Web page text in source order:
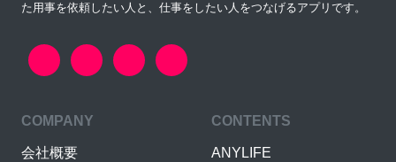
た用事を依頼したい人と、仕事をしたい人をつなげるアプリです。
COMPANY
会社概要
CONTENTS
ANYLIFE